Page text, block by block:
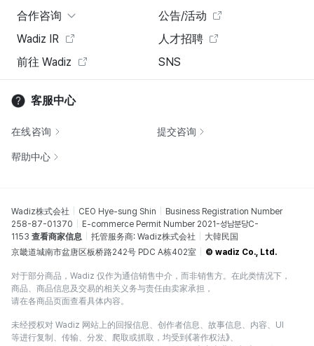
合作咨询
公告/活动
Wadiz IR
人才招聘
前往 Wadiz
SNS
客服中心
在线咨询 提交咨询
帮助中心
Wadiz株式会社 CEO Hye-sung Shin
Business Registration Number
258-87-01370
E-commerce Permit Number 2021-성남분당C-
1153 查看商家信息 托管服务商: Wadiz株式会社
大韓民国
京畿道城南市盆唐区板桥路242号 PDC A栋402室
© wadiz Co., Ltd.
对于部分商品，Wadiz 仅作为通信销售中介，而非销售方。在此类情况下，
商品、商品信息及交易的相关义务与责任由卖家承担，
请在各商品页面查看具体内容。
未经授权对 Wadiz 网站上的回报信息、创作者信息、故事信息、内容、UI
等进行复制、传输、分发、爬取或抓取，均受到《著作权法》、